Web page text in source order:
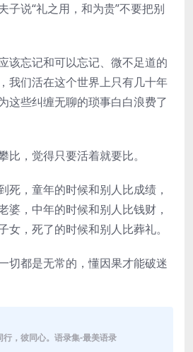
子说“礼之用，和为贵”不要把别
该忘记和可以忘记、微不足道的
我们活在这个世界上只有几十年
这些纠缠无聊的琐事白白浪费了
比，觉得只要活着就要比。
死，童年的时候和别人比成绩，
婆，中年的时候和别人比钱财，
女，死了的时候和别人比葬礼。
切都是无常的，懂因果才能破迷
行，彼同心。语录集-最美语录